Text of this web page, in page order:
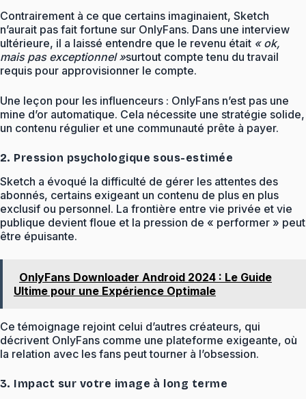
Contrairement à ce que certains imaginaient, Sketch
n’aurait pas fait fortune sur OnlyFans. Dans une interview
ultérieure, il a laissé entendre que le revenu était « ok,
mais pas exceptionnel »surtout compte tenu du travail
requis pour approvisionner le compte.
Une leçon pour les influenceurs : OnlyFans n’est pas une
mine d’or automatique. Cela nécessite une stratégie solide,
un contenu régulier et une communauté prête à payer.
2. Pression psychologique sous-estimée
Sketch a évoqué la difficulté de gérer les attentes des
abonnés, certains exigeant un contenu de plus en plus
exclusif ou personnel. La frontière entre vie privée et vie
publique devient floue et la pression de « performer » peut
être épuisante.
OnlyFans Downloader Android 2024 : Le Guide
Ultime pour une Expérience Optimale
Ce témoignage rejoint celui d’autres créateurs, qui
décrivent OnlyFans comme une plateforme exigeante, où
la relation avec les fans peut tourner à l’obsession.
3. Impact sur votre image à long terme